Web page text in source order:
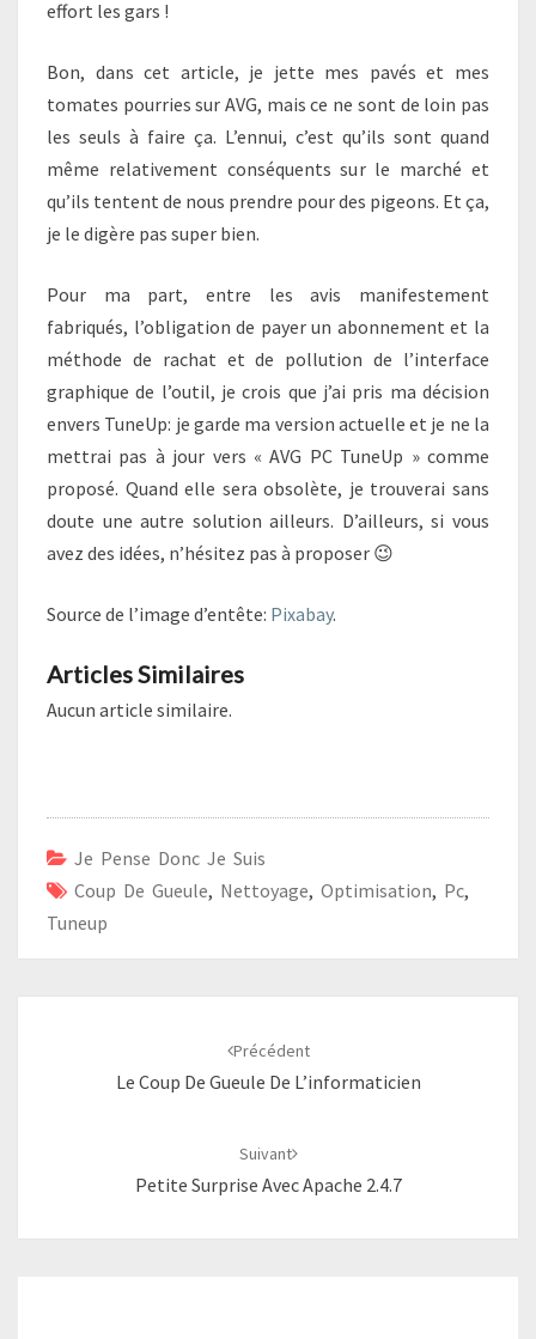
effort les gars !
Bon, dans cet article, je jette mes pavés et mes
tomates pourries sur AVG, mais ce ne sont de loin pas
les seuls à faire ça. L’ennui, c’est qu’ils sont quand
même relativement conséquents sur le marché et
qu’ils tentent de nous prendre pour des pigeons. Et ça,
je le digère pas super bien.
Pour ma part, entre les avis manifestement
fabriqués, l’obligation de payer un abonnement et la
méthode de rachat et de pollution de l’interface
graphique de l’outil, je crois que j’ai pris ma décision
envers TuneUp: je garde ma version actuelle et je ne la
mettrai pas à jour vers « AVG PC TuneUp » comme
proposé. Quand elle sera obsolète, je trouverai sans
doute une autre solution ailleurs. D’ailleurs, si vous
avez des idées, n’hésitez pas à proposer 😉
Source de l’image d’entête: Pixabay.
Articles Similaires
Aucun article similaire.
Je Pense Donc Je Suis
Coup De Gueule, Nettoyage, Optimisation, Pc,
Tuneup
Précédent
Le Coup De Gueule De L’informaticien
Suivant
Petite Surprise Avec Apache 2.4.7